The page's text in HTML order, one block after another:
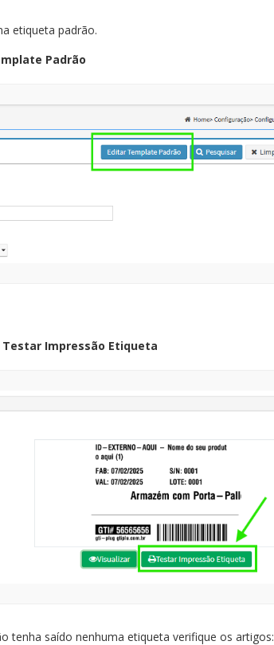
etiqueta padrão.
Padrão
Testar Impressão Etiqueta
tenha saído nenhuma etiqueta verifique os artigos: